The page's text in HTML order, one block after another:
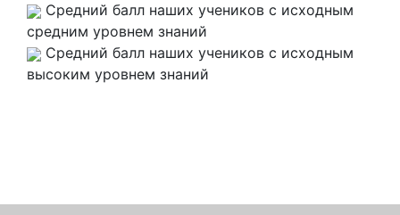
Средний балл наших учеников с исходным
средним уровнем знаний
Средний балл наших учеников с исходным
высоким уровнем знаний